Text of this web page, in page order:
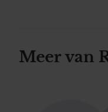
Meer van